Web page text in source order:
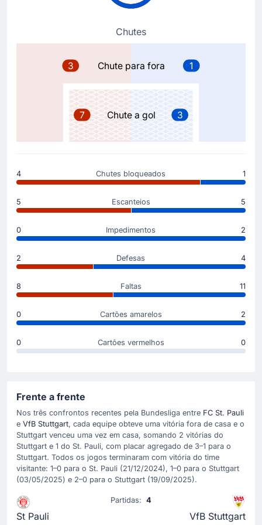
Danel Sinani(Marcador)
no Millerntor-Stadion. O gol surgiu atraves da
conversão de uma penalidade e o resultado agora é
Substituição
Jamie Leweling
35'
Emmanouil Saliakas(Marcador)
Arkadiusz Pyrka(Assistência)
Estão ganhando agora por 1-0 graças a um gol de
Emmanouil Saliakas no Millerntor-Stadion.
Arkadiusz Pyrka fez a assistência para o gol.
Início do jogo
Chutes
3 Chute para fora 1
7 Chute a gol 3
4 Chutes bloqueados 1
5 Escanteios 5
0 Impedimentos 2
2 Defesas 4
8 Faltas 11
0 Cartões amarelos 2
0 Cartões vermelhos 0
Frente a frente
Nos três confrontos recentes pela Bundesliga entre FC St. Pauli
e VfB Stuttgart, cada equipe obteve uma vitória fora de casa e o
Stuttgart venceu uma vez em casa, somando 2 vitórias do
Stuttgart e 1 do St. Pauli, com placar agregado de 3–1 para o
Stuttgart. Todos os jogos terminaram com vitória do time
visitante: 1–0 para o St. Pauli (21/12/2024), 1–0 para o Stuttgart
(03/05/2025) e 2–0 para o Stuttgart (19/09/2025).
St Pauli
Partidas: 4
VfB Stuttgart